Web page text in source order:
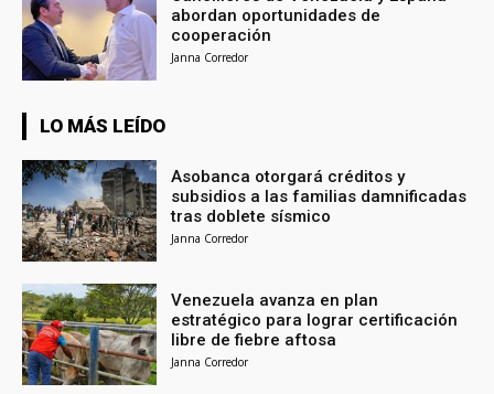
abordan oportunidades de
cooperación
Janna Corredor
LO MÁS LEÍDO
Asobanca otorgará créditos y
subsidios a las familias damnificadas
tras doblete sísmico
Janna Corredor
Venezuela avanza en plan
estratégico para lograr certificación
libre de fiebre aftosa
Janna Corredor